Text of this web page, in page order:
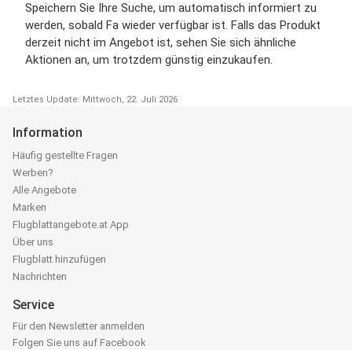
Speichern Sie Ihre Suche, um automatisch informiert zu
werden, sobald Fa wieder verfügbar ist. Falls das Produkt
derzeit nicht im Angebot ist, sehen Sie sich ähnliche
Aktionen an, um trotzdem günstig einzukaufen.
Letztes Update: Mittwoch, 22. Juli 2026
Information
Häufig gestellte Fragen
Werben?
Alle Angebote
Marken
Flugblattangebote.at App
Über uns
Flugblatt hinzufügen
Nachrichten
Service
Für den Newsletter anmelden
Folgen Sie uns auf Facebook